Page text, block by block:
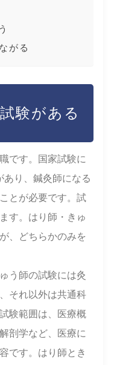
がる
験がある
です。国家試験に
あり、鍼灸師になる
とが必要です。試
す。はり師・きゅ
、どちらかのみを
う師の試験には灸
それ以外は共通科
験範囲は、医療概
剖学など、医療に
です。はり師とき